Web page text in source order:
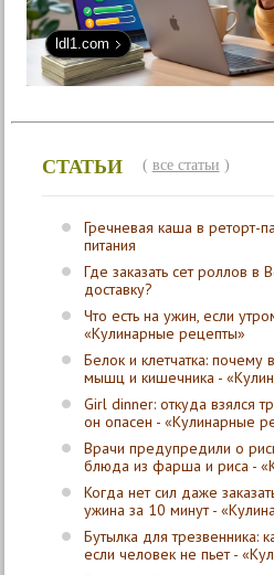
ldl1.com
СТАТЬИ ( все статьи )
Гречневая каша в реторт-
питания
Где заказать сет роллов в
доставку?
Что есть на ужин, если
«Кулинарные рецепты»
Белок и клетчатка:
мышц и кишечника -
Girl dinner: откуда взялся
он опасен - «Кулинарные
Врачи предупредили о
блюда из фарша и риса -
Когда нет сил даже
ужина за 10 минут -
Бутылка для трезвенника:
если человек не пьет -